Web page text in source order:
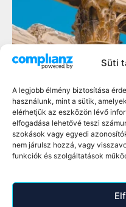
Süti
A legjobb élmény biztosítása
használunk, mint a sütik,
elérhetjük az eszközön lévő
elfogadása lehetővé teszi
szokások vagy egyedi
nem járulsz hozzá, vagy
funkciók és szolgáltatások